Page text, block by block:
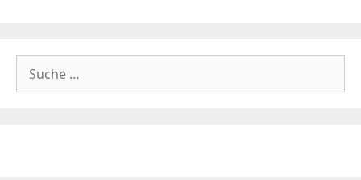
Suche
nach: